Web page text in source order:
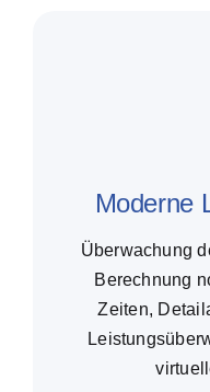
Moderne
Überwachung
Berechnung
Zeiten,